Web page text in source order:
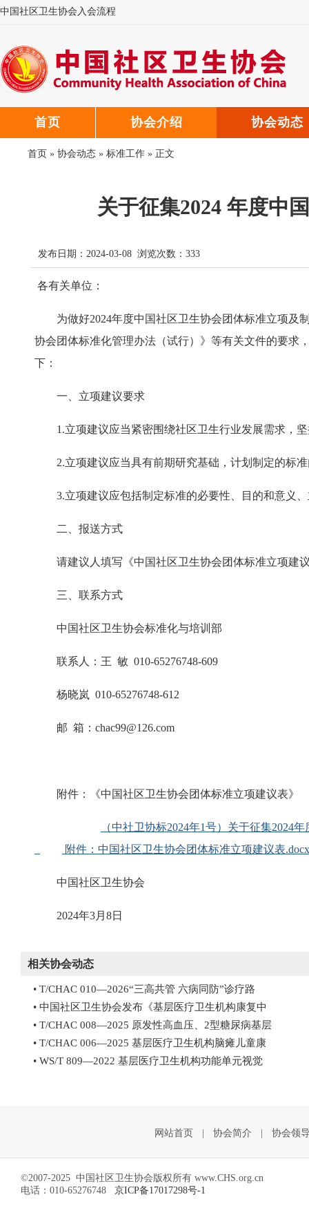
中国社区卫生协会入会流程
首页 协会介绍 协会动态
首页 » 协会动态 » 标准工作 » 正文
关于征集2024 年度中
发布日期：2024-03-08 浏览次数： 333
各有关单位：
为做好2024年度中国社区卫生协会团体标准立项
协会团体标准化管理办法（试行）》等有关文件的要求
下：
一、立项建议要求
1.立项建议应当紧密围绕社区卫生行业发展需求，
2.立项建议应当具有前期研究基础，计划制定的标
3.立项建议应包括制定标准的必要性、目的和意义
二、报送方式
请建议人填写《中国社区卫生协会团体标准立项建
三、联系方式
中国社区卫生协会标准化与培训部
联系人：王 敏 010-65276748-609
杨晓岚 010-65276748-612
邮 箱：chac99@126.com
附件：《中国社区卫生协会团体标准立项建议表》
（中社卫协标2024年1号）关于征集2024
附件：中国社区卫生协会团体标准立项建议表.docx
中国社区卫生协会
2024年3月8日
相关协会动态
• T/CHAC 010—2026“三高共管 六病同防”诊疗路
• 中国社区卫生协会发布《基层医疗卫生机构康复中
• T/CHAC 008—2025 原发性高血压、2型糖尿病基层
• T/CHAC 006—2025 基层医疗卫生机构脑瘫儿童康
• WS/T 809—2022 基层医疗卫生机构功能单元视觉
网站首页 协会简介 协会领
©2007-2025 中国社区卫生协会版权所有 www.CHS.org.cn
电话：010-65276748
京ICP备17017298号-1